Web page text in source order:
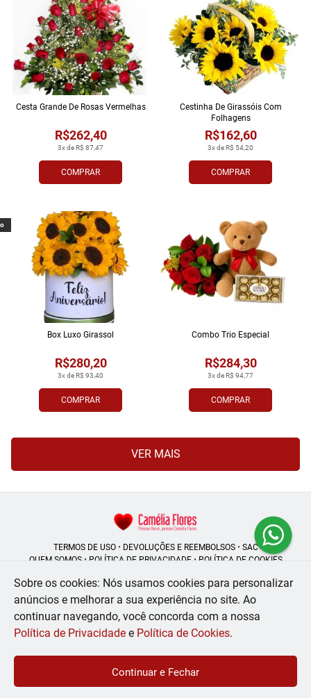
COMPRAR
3x de R$ 87,47
R$262,40
Cesta Grande De Rosas Vermelhas
COMPRAR
3x de R$ 54,20
R$162,60
Cestinha De Girassóis Com
Folhagens
COMPRAR
3x de R$ 93,40
R$280,20
Box Luxo Girassol
COMPRAR
3x de R$ 94,77
R$284,30
Combo Trio Especial
VER MAIS
TERMOS DE USO• DEVOLUÇÕES E REEMBOLSOS• SAC
QUEM SOMOS• POLÍTICA DE PRIVACIDADE• POLÍTICA DE COOKIES
Camélia Flores | CNPJ: 08.250.956/0001-53
Rua do Rosário - 164, Centro - Rio de Janeiro - RJ - 20041-002
© 2024-2026 - Todos os direitos reservados - Desenvolvido por
Sobre os cookies: Nós usamos cookies para personalizar
anúncios e melhorar a sua experiência no site. Ao
continuar navegando, você concorda com a nossa
Política de Privacidade e Política de Cookies.
Continuar e Fechar